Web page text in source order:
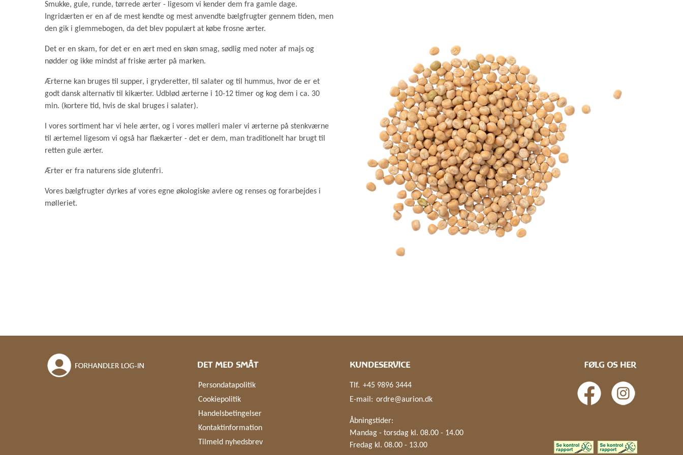
GRØD OG GRYN
HÆVEMIDLER
KORN OG MEL
KORNKVÆRNE
Smukke, gule, runde, tørrede ærter - ligesom vi kender dem fra gamle dage.
Ingridærten er en af de mest kendte og mest anvendte bælgfrugter gennem tiden, men
den gik i glemmebogen, da det blev populært at købe frosne ærter.
Det er en skam, for det er en ært med en skøn smag, sødlig med noter af majs og
nødder og ikke mindst af friske ærter på marken.
Ærterne kan bruges til supper, i gryderetter, til salater og til hummus, hvor de er et
godt dansk alternativ til kikærter. Udblød ærterne i 10-12 timer og kog dem i ca. 30
min. (kortere tid, hvis de skal bruges i salater).
I vores sortiment har vi hele ærter, og i vores mølleri maler vi ærterne på stenkværne
til ærtemel ligesom vi også har flækærter - det er dem, man traditionelt har brugt til
retten gule ærter.
Ærter er fra naturens side glutenfri.
Vores bælgfrugter dyrkes af vores egne økologiske avlere og renses og forarbejdes i
mølleriet.
DET MED SMÅT
Persondatapolitik
Cookiepolitik
Handelsbetingelser
Kontaktinformation
Tilmeld nyhedsbrev
KUNDESERVICE
Tlf. +45 9896 3444
E-mail: ordre@aurion.dk
Åbningstider:
Mandag - torsdag kl. 08.00 - 14.00
Fredag kl. 08.00 - 13.00
FØLG OS HER